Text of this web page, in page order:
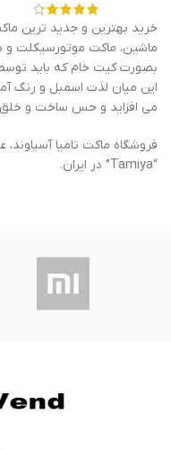
خرید بهترین و جدید ترین
ماشین، ماکت موتورسیکلت و
بصورت کیت خام که باید
این میان لذت اسمبل و رنگ
می افزاید و حس ساخت و خلق
فروشگاه ماکت تامیا
“Tamiya” در ایران.